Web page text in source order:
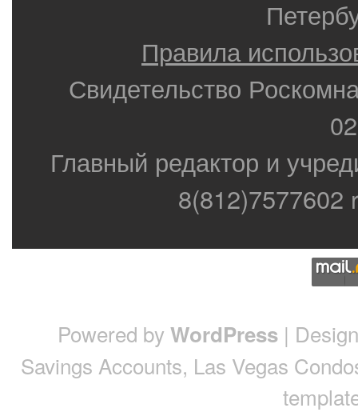
Правила
Свидетельство
Главный редактор и
8(812)7577602
Powered by WordPress |
Savings Accounts, Las Vegas